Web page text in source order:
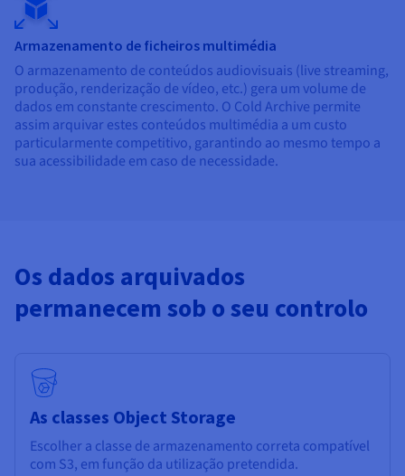
Armazenamento de ficheiros multimédia
O armazenamento de conteúdos audiovisuais (live streaming,
produção, renderização de vídeo, etc.) gera um volume de
dados em constante crescimento. O Cold Archive permite
assim arquivar estes conteúdos multimédia a um custo
particularmente competitivo, garantindo ao mesmo tempo a
sua acessibilidade em caso de necessidade.
Os dados arquivados
permanecem sob o seu controlo
As classes Object Storage
Escolher a classe de armazenamento correta compatível
com S3, em função da utilização pretendida.